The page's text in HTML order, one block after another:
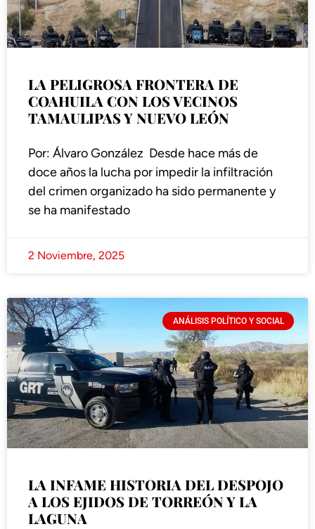
LA PELIGROSA FRONTERA DE
COAHUILA CON LOS VECINOS
TAMAULIPAS Y NUEVO LEÓN
Por: Álvaro González Desde hace más de
doce años la lucha por impedir la infiltración
del crimen organizado ha sido permanente y
se ha manifestado
2 Noviembre, 2025
ANÁLISIS POLÍTICO Y SOCIAL
LA INFAME HISTORIA DEL DESPOJO
A LOS EJIDOS DE TORREÓN Y LA
LAGUNA